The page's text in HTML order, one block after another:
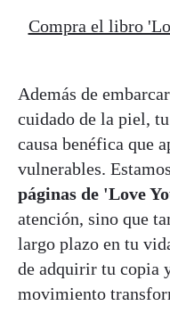
Compra el libro
Además de
cuidado de la piel,
causa benéfica que
vulnerables.
páginas de 'Love
atención, sino que
largo plazo en tu
de adquirir tu copia
movimiento